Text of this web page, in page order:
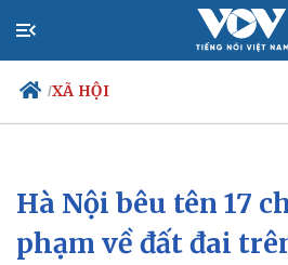
/XÃ HỘI
Chính trị
Đảng
Tổ chức nhân sự
Xã
Dự
Hà Nội bêu tên 17
phạm về đất đai